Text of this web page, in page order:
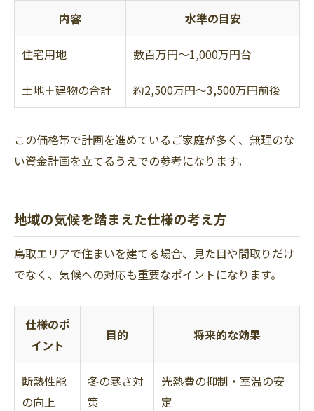
内容 水準の目安
住宅用地 数百万円～1,000万円台
土地＋建物の合計 約2,500万円～3,500万円前後
この価格帯で計画を進めているご家庭が多く、無理のな
い資金計画を立てるうえでの参考になります。
地域の気候を踏まえた仕様の考え方
鳥取エリアで住まいを建てる場合、見た目や間取りだけ
でなく、気候への対応も重要なポイントになります。
仕様のポ
イント
目的 将来的な効果
断熱性能
の向上
冬の寒さ対
策
光熱費の抑制・室温の安
定